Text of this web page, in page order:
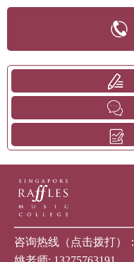
咨询热线（点击拨打）：